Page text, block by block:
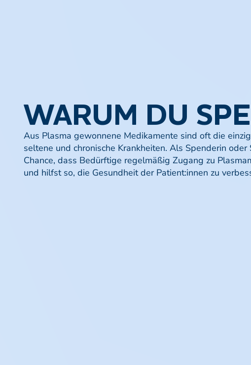
WARUM DU
Aus Plasma gewonnene Medikamente sind oft die
seltene und chronische Krankheiten. Als Spenderin
Chance, dass Bedürftige regelmäßig Zugang zu
und hilfst so, die Gesundheit der Patient:innen zu